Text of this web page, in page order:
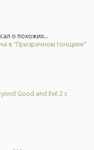
о похожих...
в "Призрачном гонщике"
Good and Evil 2 с